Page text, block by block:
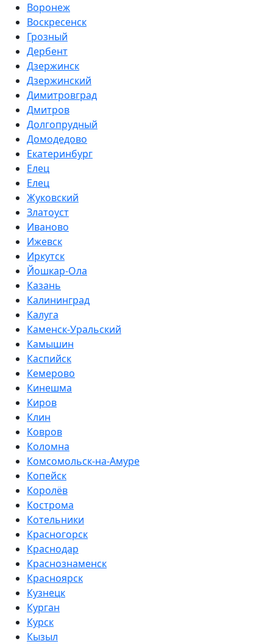
Воронеж
Воскресенск
Грозный
Дербент
Дзержинск
Дзержинский
Димитровград
Дмитров
Долгопрудный
Домодедово
Екатеринбург
Елец
Елец
Жуковский
Златоуст
Иваново
Ижевск
Иркутск
Йошкар-Ола
Казань
Калининград
Калуга
Каменск-Уральский
Камышин
Каспийск
Кемерово
Кинешма
Киров
Клин
Ковров
Коломна
Комсомольск-на-Амуре
Копейск
Королёв
Кострома
Котельники
Красногорск
Краснодар
Краснознаменск
Красноярск
Кузнецк
Курган
Курск
Кызыл